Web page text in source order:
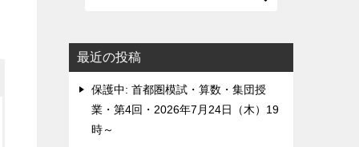
最近の投稿
保護中: 首都圏模試・算数・集団授
業・第4回・2026年7月24日（木）19
時～